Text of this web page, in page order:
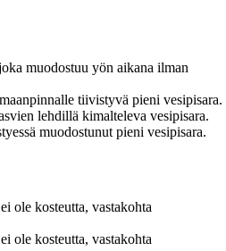
muodostuu yön aikana ilman
tiivistyvä pieni vesipisara.
lehdillä kimalteleva vesipisara.
muodostunut pieni vesipisara.
ole kosteutta, vastakohta
ole kosteutta, vastakohta